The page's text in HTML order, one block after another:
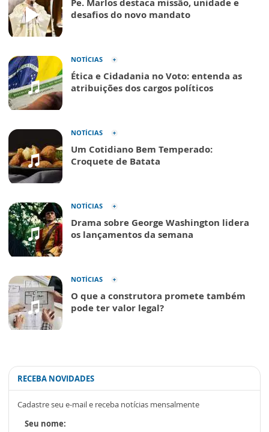
desafios do novo mandato
NOTÍCIAS
Ética e Cidadania no Voto: entenda as
atribuições dos cargos políticos
NOTÍCIAS
Um Cotidiano Bem Temperado:
Croquete de Batata
NOTÍCIAS
Drama sobre George Washington lidera
os lançamentos da semana
NOTÍCIAS
O que a construtora promete também
pode ter valor legal?
RECEBA NOVIDADES
Cadastre seu e-mail e receba notícias mensalmente
Seu nome: